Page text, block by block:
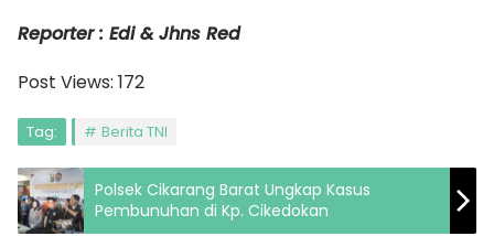
Reporter : Edi & Jhns Red
Post Views: 172
Tag: Berita TNI
Polsek Cikarang Barat Ungkap Kasus
Pembunuhan di Kp. Cikedokan